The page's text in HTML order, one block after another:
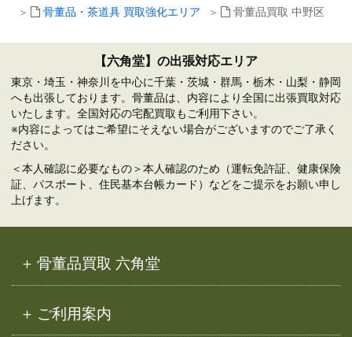
骨董品・茶道具 買取強化エリア
骨董品買取 中野区
【六角堂】の出張対応エリア
東京・埼玉・神奈川を中心に千葉・茨城・群馬・栃木・山梨・静岡
へも出張しております。骨董品は、内容により全国に出張買取対応
いたします。全国対応の宅配買取もご利用下さい。
※内容によってはご希望にそえない場合がございますのでご了承く
ださい。
＜本人確認に必要なもの＞本人確認のため（運転免許証、健康保険
証、パスポート、住民基本台帳カード）などをご提示をお願い申し
上げます。
骨董品買取 六角堂
ご利用案内